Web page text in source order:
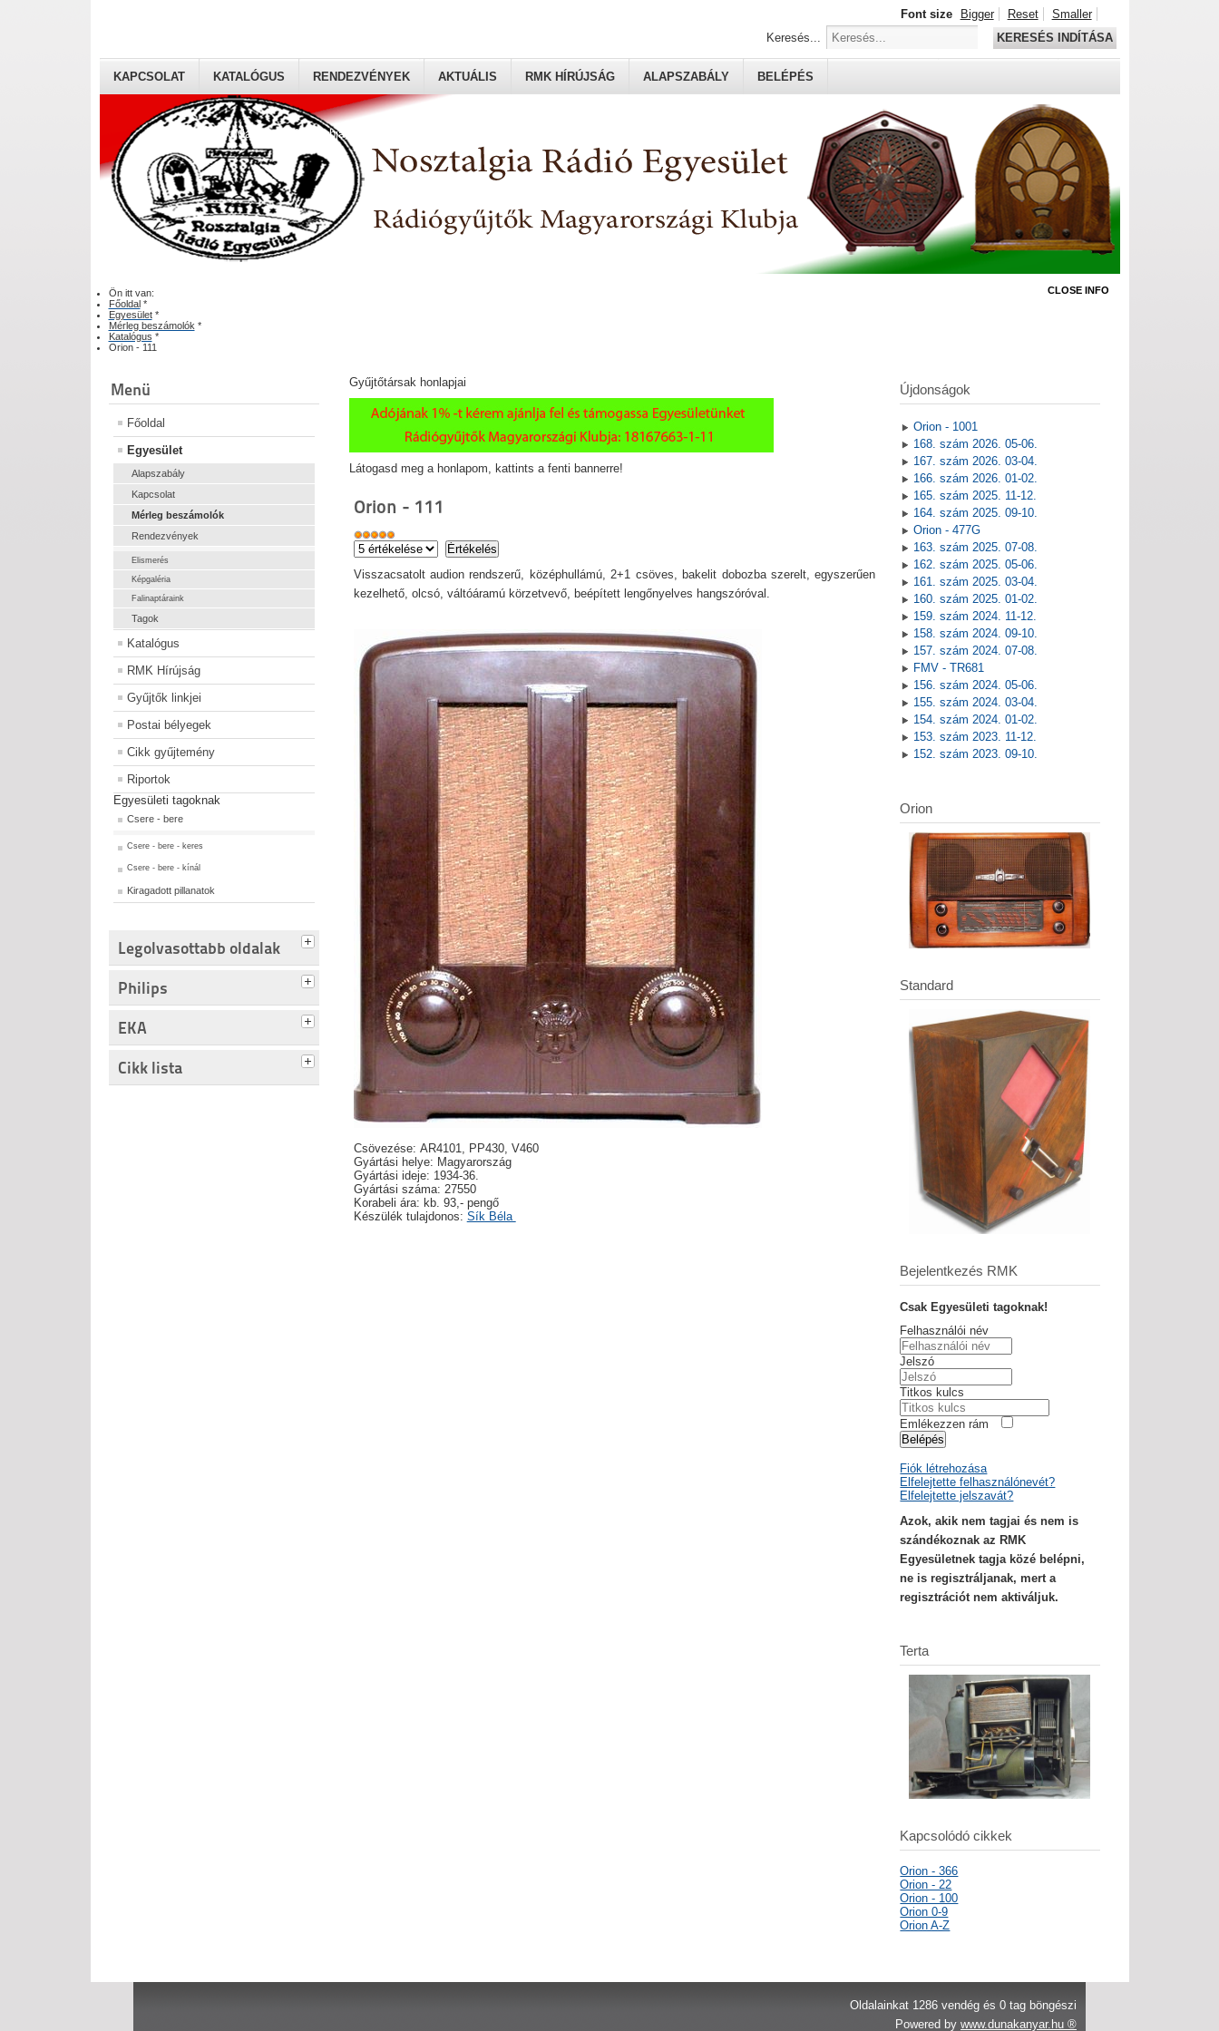
Rádiógyűjtők Magyaroszági Klubja
KAPCSOLAT KATALÓGUS RENDEZVÉNYEK AKTUÁLIS RMK HÍRÚJSÁG ALAPSZABÁLY BELÉPÉS
Font size Bigger Reset
Smaller
Keresés...
KERESÉS INDÍTÁSA
Ön itt van:
Főoldal *
Egyesület *
Mérleg beszámolók *
Katalógus *
Orion - 111
Menü
Főoldal
Egyesület
Alapszabály
Kapcsolat
Mérleg beszámolók
Rendezvények
Elismerés
Képgaléria
Falinaptáraink
Tagok
Katalógus
RMK Hírújság
Gyűjtők linkjei
Postai bélyegek
Cikk gyűjtemény
Riportok
Egyesületi tagoknak
Csere - bere
Csere - bere - keres
Csere - bere - kínál
Kiragadott pillanatok
Legolvasottabb oldalak
Philips
EKA
Cikk lista
Gyűjtőtársak honlapjai
Látogasd meg a honlapom, kattints a fenti bannerre!
Orion - 111
Visszacsatolt audion rendszerű, középhullámú, 2+1 csöves, bakelit dobozba szerelt, egyszerűen
kezelhető, olcsó, váltóáramú körzetvevő, beépített lengőnyelves hangszóróval.
Csövezése: AR4101, PP430, V460
Gyártási helye: Magyarország
Gyártási ideje: 1934-36.
Gyártási száma: 27550
Korabeli ára: kb. 93,- pengő
Készülék tulajdonos: Sík Béla
CLOSE INFO
Újdonságok
Orion - 1001
168. szám 2026. 05-06.
167. szám 2026. 03-04.
166. szám 2026. 01-02.
165. szám 2025. 11-12.
164. szám 2025. 09-10.
Orion - 477G
163. szám 2025. 07-08.
162. szám 2025. 05-06.
161. szám 2025. 03-04.
160. szám 2025. 01-02.
159. szám 2024. 11-12.
158. szám 2024. 09-10.
157. szám 2024. 07-08.
FMV - TR681
156. szám 2024. 05-06.
155. szám 2024. 03-04.
154. szám 2024. 01-02.
153. szám 2023. 11-12.
152. szám 2023. 09-10.
Orion
Standard
Bejelentkezés RMK
Csak Egyesületi tagoknak!
Felhasználói név
Jelszó
Titkos kulcs
Emlékezzen rám
Belépés
Fiók létrehozása
Elfelejtette felhasználónevét?
Elfelejtette jelszavát?
Azok, akik nem tagjai és nem is
szándékoznak az RMK
Egyesületnek tagja közé belépni,
ne is regisztráljanak, mert a
regisztrációt nem aktiváljuk.
Terta
Kapcsolódó cikkek
Orion - 366
Orion - 22
Orion - 100
Orion 0-9
Orion A-Z
Oldalainkat 1286 vendég és 0 tag böngészi
Powered by www.dunakanyar.hu ®